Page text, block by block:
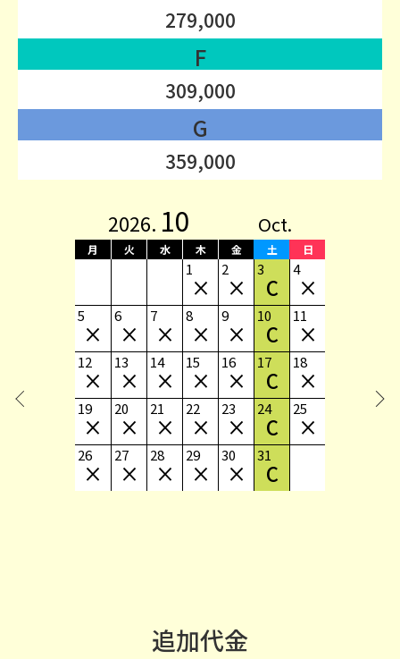
279,000
F
309,000
G
359,000
2026. 10 Oct.
月 火 水 木 金 土 日
1
×
2
×
3
C
4
×
5
×
6
×
7
×
8
×
9
×
10
C
11
×
12
×
13
×
14
×
15
×
16
×
17
C
18
×
19
×
20
×
21
×
22
×
23
×
24
C
25
×
26
×
27
×
28
×
29
×
30
×
31
C
追加代金